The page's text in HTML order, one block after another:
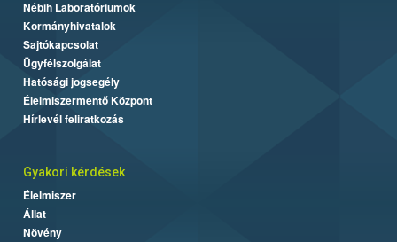
Nébih Laboratóriumok
Kormányhivatalok
Sajtókapcsolat
Ügyfélszolgálat
Hatósági jogsegély
Élelmiszermentő Központ
Hírlevél feliratkozás
Gyakori kérdések
Élelmiszer
Állat
Növény